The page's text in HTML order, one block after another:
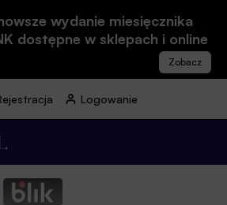
wydanie miesięcznika
dostępne w sklepach i online
Logowanie